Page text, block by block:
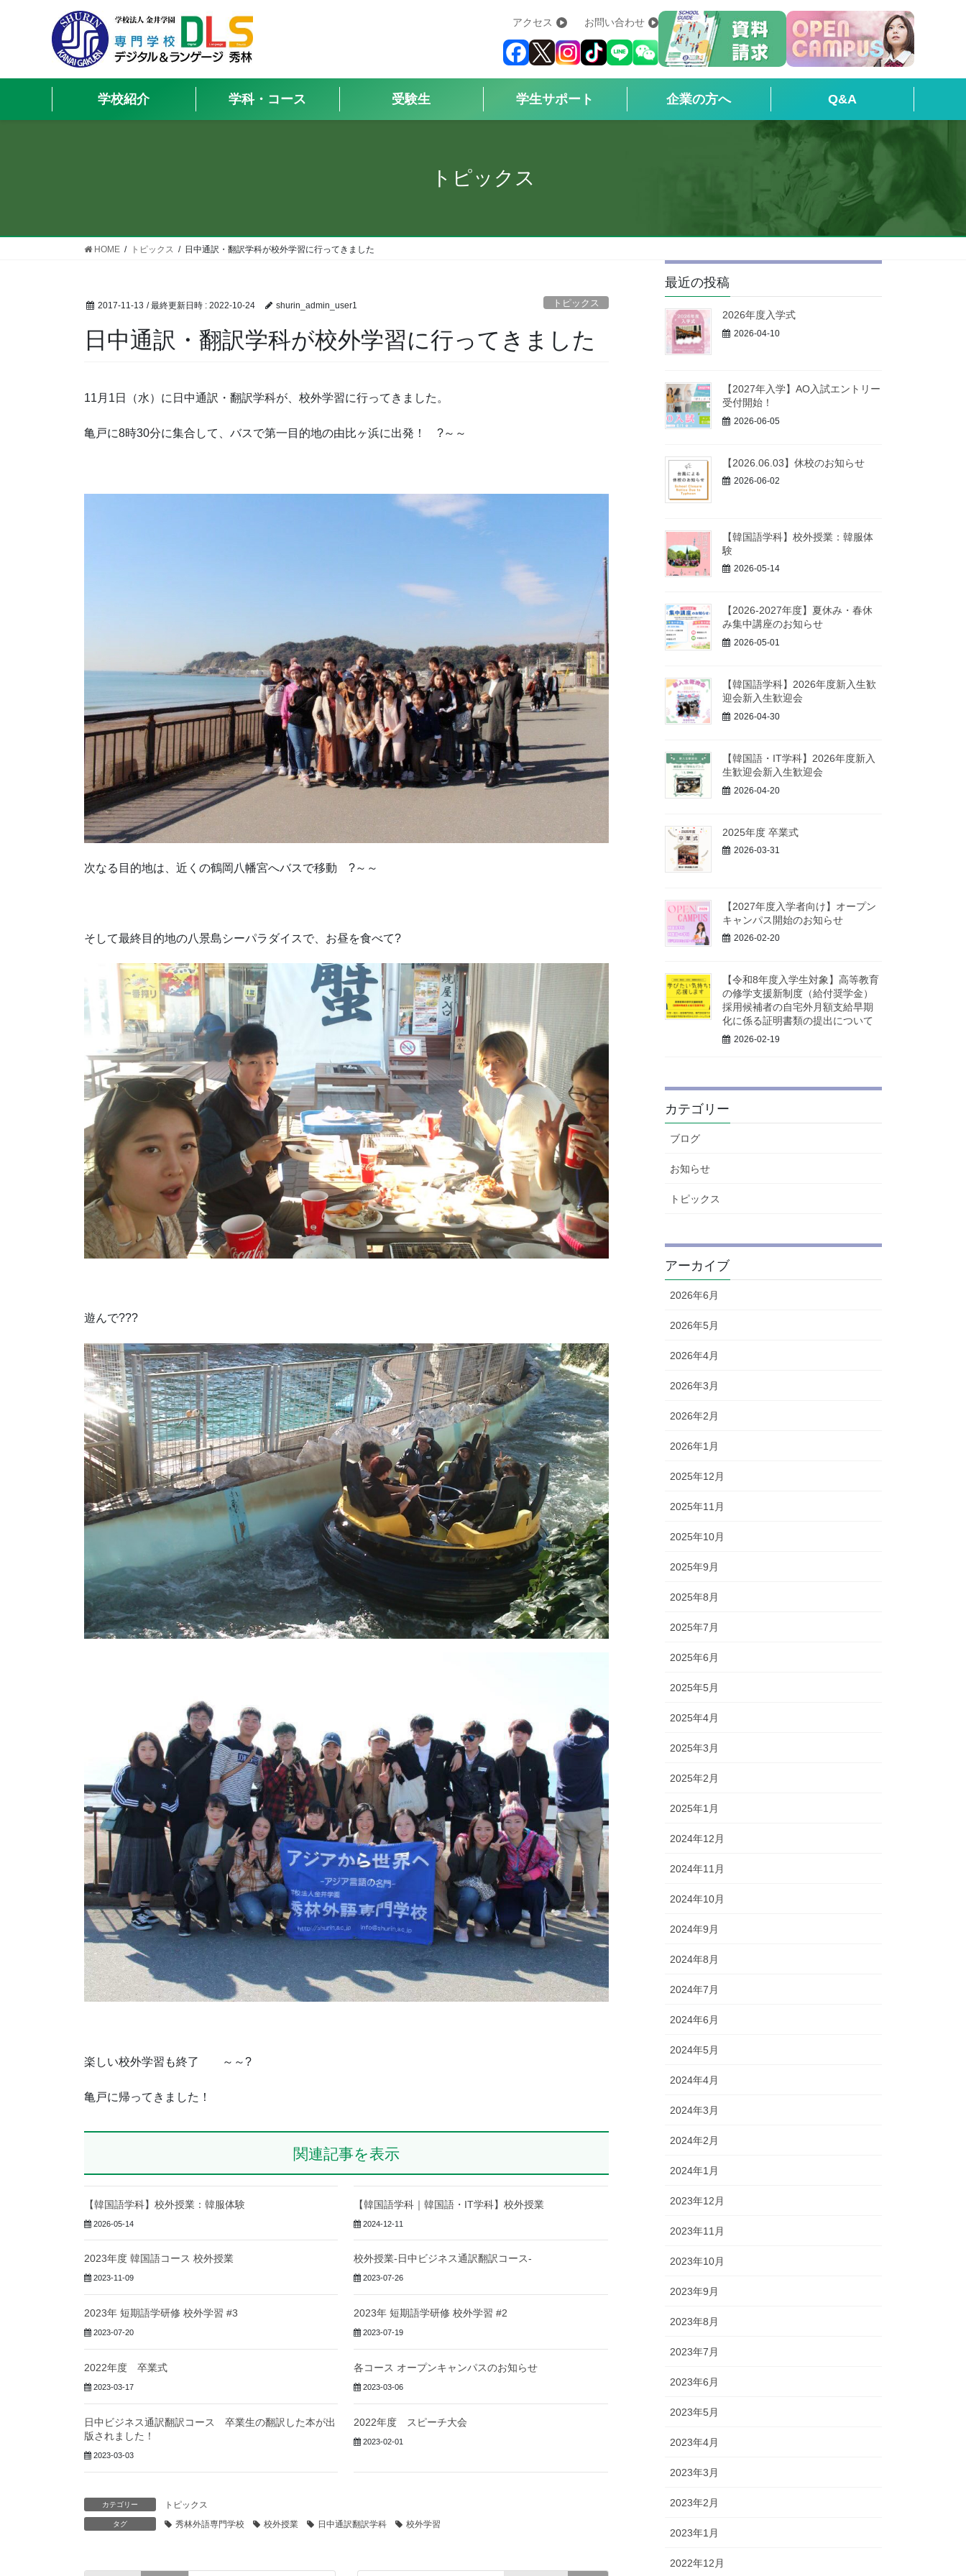
アクセス お問い合わせ
学校紹介 学科・コース 受験生 学生サポート 企業の方へ Q&A
学校紹介+
学科・コース+
受験生+
OPENキャンパス
トピックス
HOME トピックス 日中通訳・翻訳学科が校外学習に行ってきました
2017-11-13 / 最終更新日時 : 2022-10-24 shurin_admin_user1 トピックス
日中通訳・翻訳学科が校外学習に行ってきました
11月1日（水）に日中通訳・翻訳学科が、校外学習に行ってきました。
亀戸に8時30分に集合して、バスで第一目的地の由比ヶ浜に出発！ ?～～
次なる目的地は、近くの鶴岡八幡宮へバスで移動 ?～～
そして最終目的地の八景島シーパラダイスで、お昼を食べて?
遊んで???
楽しい校外学習も終了 ～～?
亀戸に帰ってきました！
関連記事を表示
【韓国語学科】校外授業：韓服体験
2026-05-14
【韓国語学科｜韓国語・IT学科】校外授業
2024-12-11
2023年度 韓国語コース 校外授業
2023-11-09
校外授業-日中ビジネス通訳翻訳コース-
2023-07-26
2023年 短期語学研修 校外学習 #3
2023-07-20
2023年 短期語学研修 校外学習 #2
2023-07-19
2022年度 卒業式
2023-03-17
各コース オープンキャンパスのお知らせ
2023-03-06
日中ビジネス通訳翻訳コース 卒業生の翻訳した本が出
版されました！
2023-03-03
2022年度 スピーチ大会
2023-02-01
カテゴリー トピックス
タグ 秀林外語専門学校 校外授業 日中通訳翻訳学科 校外学習
最近の投稿
2026年度入学式
2026-04-10
【2027年入学】AO入試エントリー
受付開始！
2026-06-05
【2026.06.03】休校のお知らせ
2026-06-02
【韓国語学科】校外授業：韓服体
験
2026-05-14
【2026-2027年度】夏休み・春休
み集中講座のお知らせ
2026-05-01
【韓国語学科】2026年度新入生歓
迎会新入生歓迎会
2026-04-30
【韓国語・IT学科】2026年度新入
生歓迎会新入生歓迎会
2026-04-20
2025年度 卒業式
2026-03-31
【2027年度入学者向け】オープン
キャンパス開始のお知らせ
2026-02-20
【令和8年度入学生対象】高等教育
の修学支援新制度（給付奨学金）
採用候補者の自宅外月額支給早期
化に係る証明書類の提出について
2026-02-19
カテゴリー
ブログ
お知らせ
トピックス
アーカイブ
2026年6月
2026年5月
2026年4月
2026年3月
2026年2月
2026年1月
2025年12月
2025年11月
2025年10月
2025年9月
2025年8月
2025年7月
2025年6月
2025年5月
2025年4月
2025年3月
2025年2月
2025年1月
2024年12月
2024年11月
2024年10月
2024年9月
2024年8月
2024年7月
2024年6月
2024年5月
2024年4月
2024年3月
2024年2月
2024年1月
2023年12月
2023年11月
2023年10月
2023年9月
2023年8月
2023年7月
2023年6月
2023年5月
2023年4月
2023年3月
2023年2月
2023年1月
2022年12月